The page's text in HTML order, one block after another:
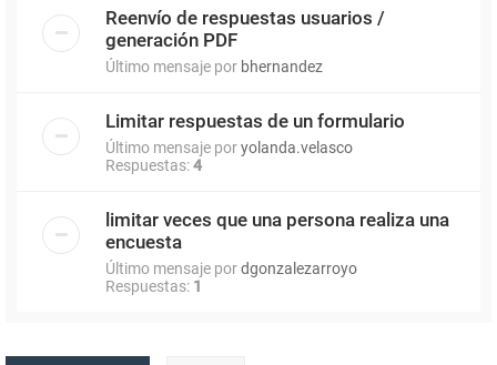
Reenvío de respuestas usuarios /
generación PDF
Último mensaje por bhernandez
Limitar respuestas de un formulario
Último mensaje poryolanda.velasco
Respuestas:4
limitar veces que una persona realiza una
encuesta
Último mensaje pordgonzalezarroyo
Respuestas: 1